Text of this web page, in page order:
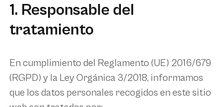
1. Responsable del
tratamiento
En cumplimiento del Reglamento (UE) 2016/679
(RGPD) y la Ley Orgánica 3/2018, informamos
que los datos personales recogidos en este sitio